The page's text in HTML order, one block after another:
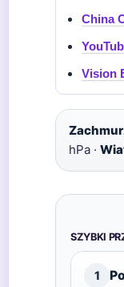
China
Vision
hPa ·
SZYBKI
1